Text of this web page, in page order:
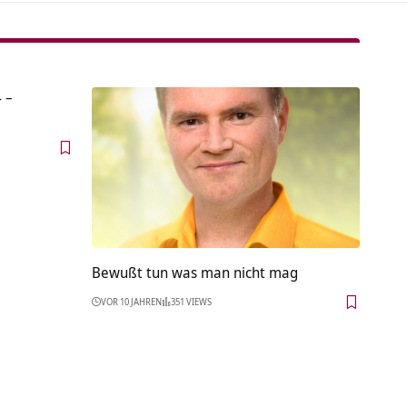
–
Bewußt tun was man nicht mag
VOR 10 JAHREN 351 VIEWS